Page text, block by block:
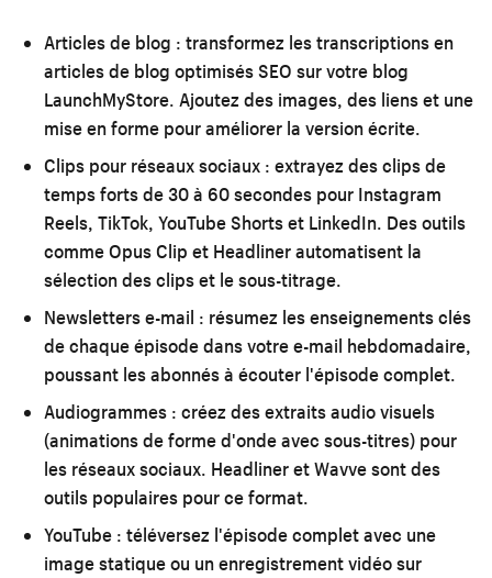
Articles de blog : transformez les transcriptions en
articles de blog optimisés SEO sur votre blog
LaunchMyStore. Ajoutez des images, des liens et une
mise en forme pour améliorer la version écrite.
Clips pour réseaux sociaux : extrayez des clips de
temps forts de 30 à 60 secondes pour Instagram
Reels, TikTok, YouTube Shorts et LinkedIn. Des outils
comme Opus Clip et Headliner automatisent la
sélection des clips et le sous-titrage.
Newsletters e-mail : résumez les enseignements clés
de chaque épisode dans votre e-mail hebdomadaire,
poussant les abonnés à écouter l'épisode complet.
Audiogrammes : créez des extraits audio visuels
(animations de forme d'onde avec sous-titres) pour
les réseaux sociaux. Headliner et Wavve sont des
outils populaires pour ce format.
YouTube : téléversez l'épisode complet avec une
image statique ou un enregistrement vidéo sur